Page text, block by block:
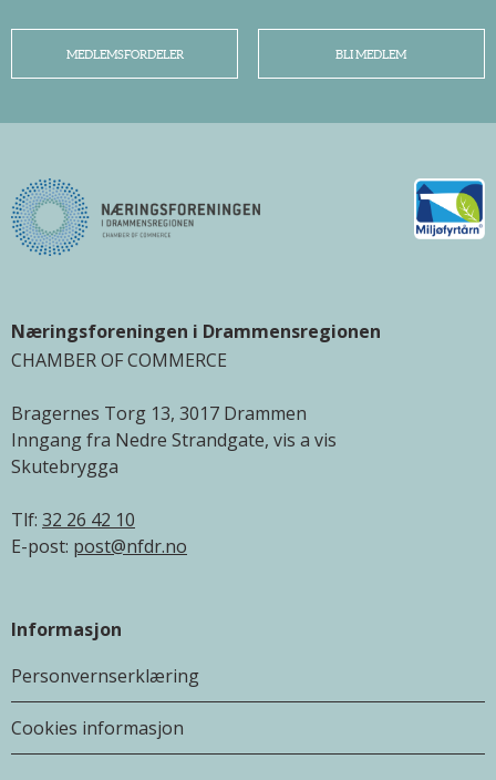
MEDLEMSFORDELER BLI MEDLEM
Næringsforeningen i Drammensregionen
CHAMBER OF COMMERCE
Bragernes Torg 13, 3017 Drammen
Inngang fra Nedre Strandgate, vis a vis
Skutebrygga
Tlf: 32 26 42 10
E-post: post@nfdr.no
Informasjon
Personvernserklæring
Cookies informasjon